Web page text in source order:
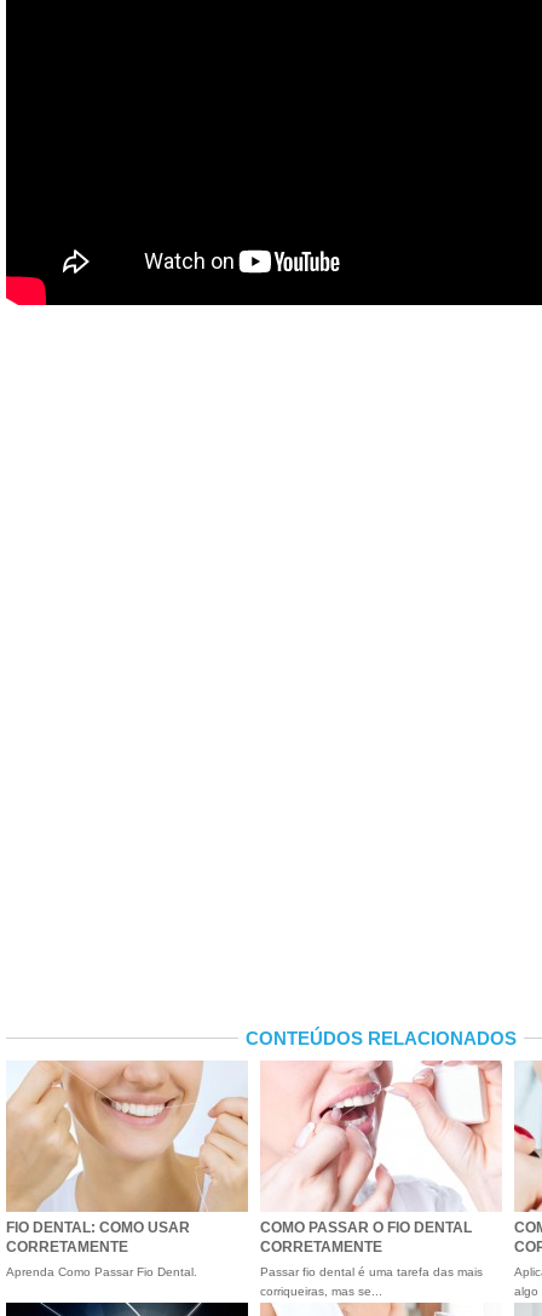
CONTEÚDOS RELACIONADOS
FIO DENTAL: COMO USAR
CORRETAMENTE
Aprenda Como Passar Fio Dental.
COMO PASSAR O FIO DENTAL
CORRETAMENTE
Passar fio dental é uma tarefa das mais
corriqueiras, mas se...
algo